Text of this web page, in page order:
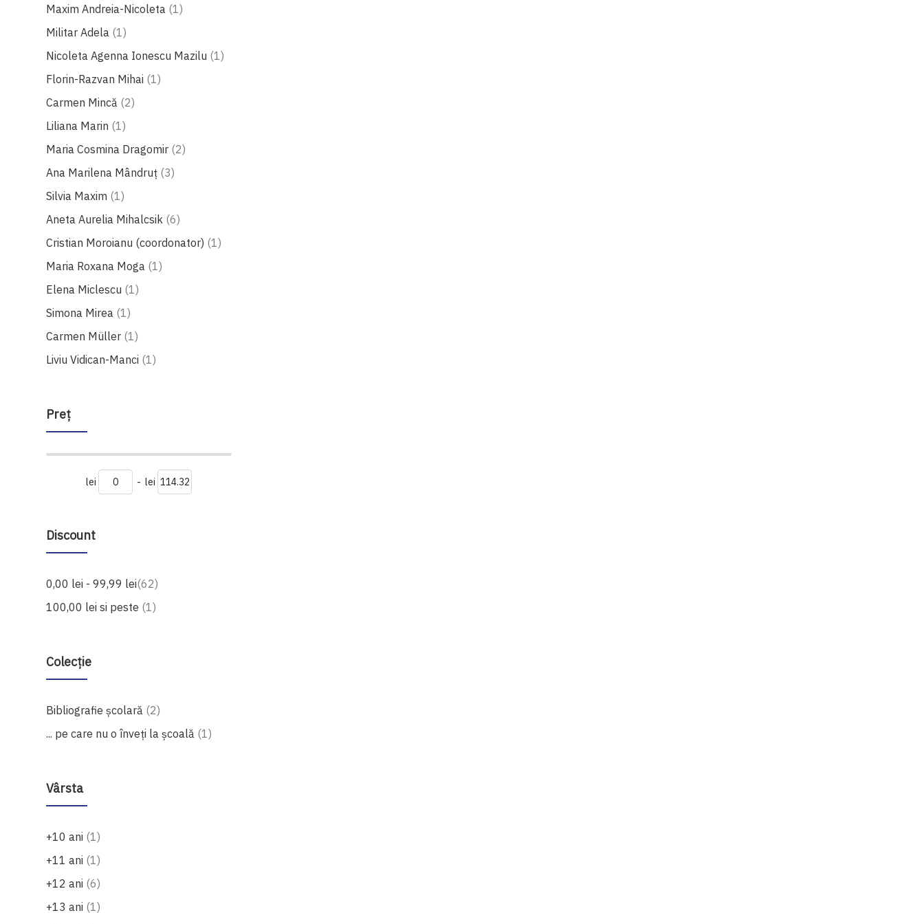
Maxim Andreia-Nicoleta 1produs
Militar Adela 1produs
Nicoleta Agenna Ionescu Mazilu 1produs
Florin-Razvan Mihai 1produs
Carmen Mincă
2produse
Liliana Marin 1produs
Maria Cosmina Dragomir 2produse
Ana Marilena Mândruț 3produse
Silvia Maxim 1produs
Aneta Aurelia Mihalcsik 6produse
Cristian Moroianu (coordonator) 1produs
Maria Roxana Moga 1produs
Elena Miclescu 1produs
Simona Mirea 1produs
Carmen Müller 1produs
Liviu Vidican-Manci 1produs
Preţ
lei - lei
Discount
0,00 lei -99,99 lei 62produse
100,00 lei si peste 1produs
Colecție
Bibliografie școlară 2produse
... pe care nu o înveți la școală
1produs
Vârsta
+10 ani 1produs
+11 ani 1produs
+12 ani 6produse
+13 ani 1produs